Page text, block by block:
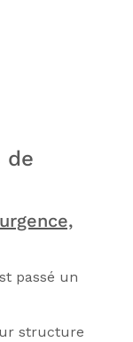
de
passé un
structure